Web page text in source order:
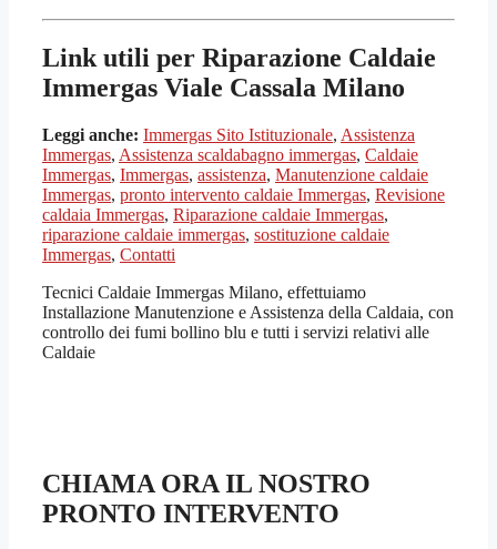
Link utili per Riparazione Caldaie
Immergas Viale Cassala Milano
Leggi anche: Immergas Sito Istituzionale, Assistenza
Immergas, Assistenza scaldabagno immergas, Caldaie
Immergas, Immergas, assistenza, Manutenzione caldaie
Immergas, pronto intervento caldaie Immergas, Revisione
caldaia Immergas, Riparazione caldaie Immergas,
riparazione caldaie immergas, sostituzione caldaie
Immergas, Contatti
Tecnici Caldaie Immergas Milano, effettuiamo
Installazione Manutenzione e Assistenza della Caldaia, con
controllo dei fumi bollino blu e tutti i servizi relativi alle
Caldaie
CHIAMA ORA IL NOSTRO
PRONTO INTERVENTO